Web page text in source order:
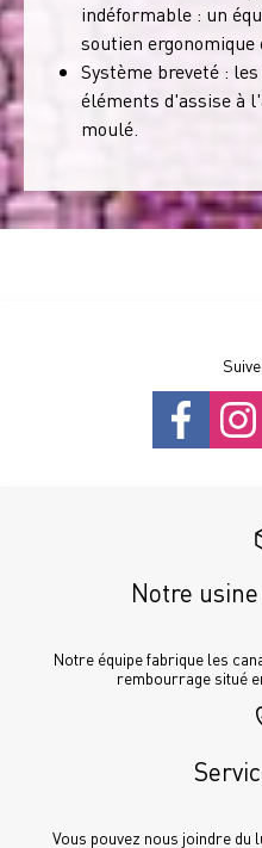
indéformable : un
soutien
Système breveté :
éléments d'assise à
moulé.
Notre
Notre équipe fabrique les
rembourrage situé
Vous pouvez nous joindre du